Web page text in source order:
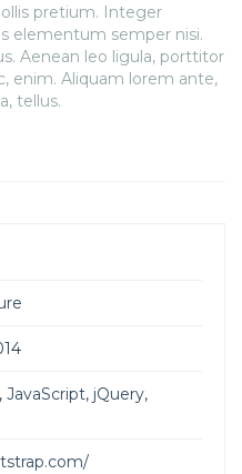
pretium. Integer
elementum semper nisi.
Aenean leo ligula, porttitor
enim. Aliquam lorem ante,
tellus.
, JavaScript, jQuery,